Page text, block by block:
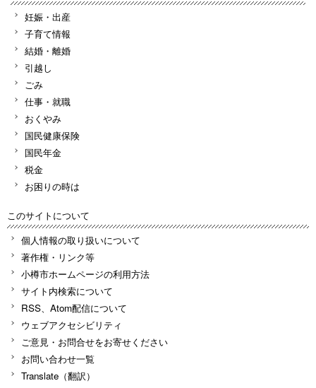
妊娠・出産
子育て情報
結婚・離婚
引越し
ごみ
仕事・就職
おくやみ
国民健康保険
国民年金
税金
お困りの時は
このサイトについて
個人情報の取り扱いについて
著作権・リンク等
小樽市ホームページの利用方法
サイト内検索について
RSS、Atom配信について
ウェブアクセシビリティ
ご意見・お問合せをお寄せください
お問い合わせ一覧
Translate（翻訳）